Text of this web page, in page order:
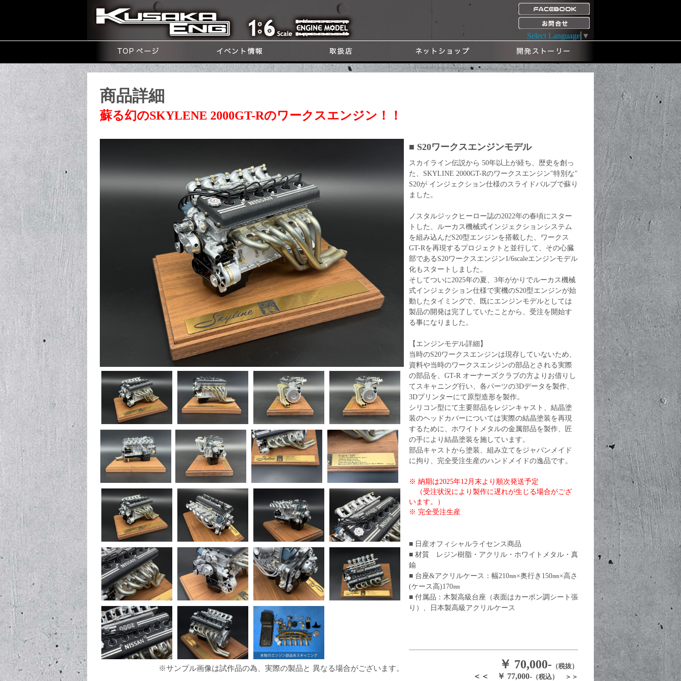
Select Language ▼
商品詳細
蘇る幻のSKYLENE 2000GT-Rのワークスエンジン！！
※サンプル画像は試作品の為、実際の製品と 異なる場合がございます。
■ S20ワークスエンジンモデル
スカイライン伝説から 50年以上が経ち、歴史を創っ
た、SKYLINE 2000GT-Rのワークスエンジン"特別な"
S20が インジェクション仕様のスライドバルブで蘇り
ました。
ノスタルジックヒーロー誌の2022年の春頃にスター
トした、ルーカス機械式インジェクションシステム
を組み込んだS20型エンジンを搭載した、ワークス
GT-Rを再現するプロジェクトと並行して、その心臓
部であるS20ワークスエンジン1/6scaleエンジンモデル
化もスタートしました。
そしてついに2025年の夏、3年がかりでルーカス機械
式インジェクション仕様で実機のS20型エンジンが始
動したタイミングで、既にエンジンモデルとしては
製品の開発は完了していたことから、受注を開始す
る事になりました。
【エンジンモデル詳細】
当時のS20ワークスエンジンは現存していないため、
資料や当時のワークスエンジンの部品とされる実際
の部品を、GT-R オーナーズクラブの方よりお借りし
てスキャニング行い、各パーツの3Dデータを製作、
3Dプリンターにて原型造形を製作。
シリコン型にて主要部品をレジンキャスト、結晶塗
装のヘッドカバーについては実際の結晶塗装を再現
するために、ホワイトメタルの金属部品を製作、匠
の手により結晶塗装を施しています。
部品キャストから塗装、組み立てをジャパンメイド
に拘り、完全受注生産のハンドメイドの逸品です。
※ 納期は2025年12月末より順次発送予定
（受注状況により製作に遅れが生じる場合がござ
います。）
※ 完全受注生産
■ 日産オフィシャルライセンス商品
■ 材質 レジン樹脂・アクリル・ホワイトメタル・真
鍮
■ 台座&アクリルケース：幅210㎜×奥行き150㎜×高さ
(ケース高)170㎜
■ 付属品：木製高級台座（表面はカーボン調シート張
り）、日本製高級アクリルケース
￥ 70,000- （税抜）
＜＜ ￥ 77,000- （税込） ＞＞